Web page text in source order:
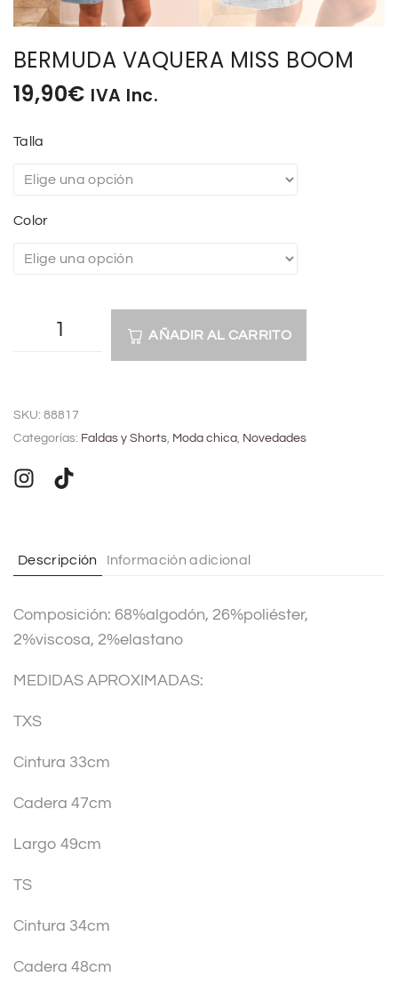
BERMUDA VAQUERA MISS BOOM
19,90€ IVA Inc.
Talla
Color
AÑADIR AL CARRITO
t
e
r
i
e
:
SKU: 88817
Categorías: Faldas y Shorts, Moda chica, Novedades
Descripción Información adicional
Composición: 68%algodón, 26%poliéster,
2%viscosa, 2%elastano
MEDIDAS APROXIMADAS:
TXS
Cintura 33cm
Cadera 47cm
Largo 49cm
TS
Cintura 34cm
Cadera 48cm